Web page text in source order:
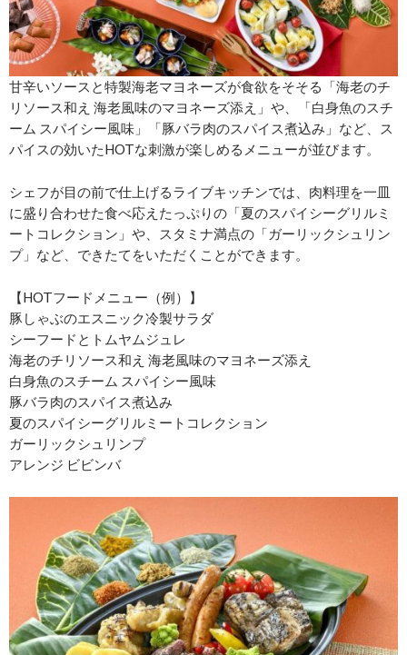
甘辛いソースと特製海老マヨネーズが食欲をそそる「海老のチ
リソース和え 海老風味のマヨネーズ添え」や、「白身魚のスチ
ーム スパイシー風味」「豚バラ肉のスパイス煮込み」など、ス
パイスの効いたHOTな刺激が楽しめるメニューが並びます。
シェフが目の前で仕上げるライブキッチンでは、肉料理を一皿
に盛り合わせた食べ応えたっぷりの「夏のスパイシーグリルミ
ートコレクション」や、スタミナ満点の「ガーリックシュリン
プ」など、できたてをいただくことができます。
【HOTフードメニュー（例）】
豚しゃぶのエスニック冷製サラダ
シーフードとトムヤムジュレ
海老のチリソース和え 海老風味のマヨネーズ添え
白身魚のスチーム スパイシー風味
豚バラ肉のスパイス煮込み
夏のスパイシーグリルミートコレクション
ガーリックシュリンプ
アレンジ ビビンバ